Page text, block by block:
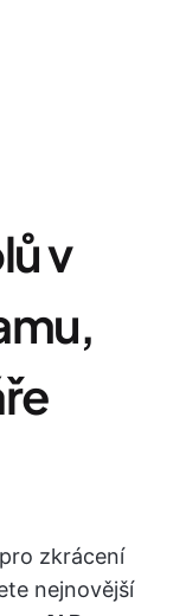
v
zkrácení
nejnovější